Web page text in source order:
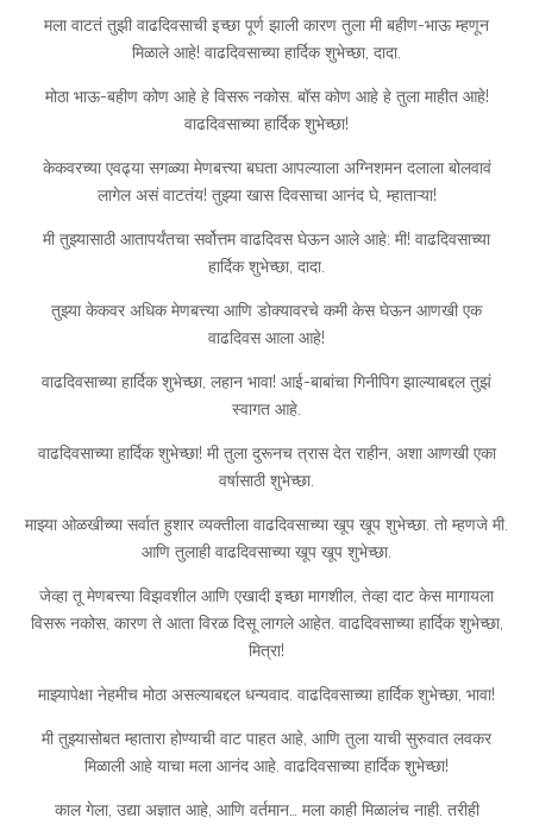
मला वाटतं तुझी वाढदिवसाची इच्छा पूर्ण झाली कारण तुला मी बहीण-भाऊ म्हणून
मिळाले आहे! वाढदिवसाच्या हार्दिक शुभेच्छा, दादा.
मोठा भाऊ-बहीण कोण आहे हे विसरू नकोस. बॉस कोण आहे हे तुला माहीत आहे!
वाढदिवसाच्या हार्दिक शुभेच्छा!
केकवरच्या एवढ्या सगळ्या मेणबत्त्या बघता आपल्याला अग्निशमन दलाला बोलवावं
लागेल असं वाटतंय! तुझ्या खास दिवसाचा आनंद घे, म्हाताऱ्या!
मी तुझ्यासाठी आतापर्यंतचा सर्वोत्तम वाढदिवस घेऊन आले आहे: मी! वाढदिवसाच्या
हार्दिक शुभेच्छा, दादा.
तुझ्या केकवर अधिक मेणबत्त्या आणि डोक्यावरचे कमी केस घेऊन आणखी एक
वाढदिवस आला आहे!
वाढदिवसाच्या हार्दिक शुभेच्छा, लहान भावा! आई-बाबांचा गिनीपिग झाल्याबद्दल तुझं
स्वागत आहे.
वाढदिवसाच्या हार्दिक शुभेच्छा! मी तुला दुरूनच त्रास देत राहीन, अशा आणखी एका
वर्षासाठी शुभेच्छा.
माझ्या ओळखीच्या सर्वात हुशार व्यक्तीला वाढदिवसाच्या खूप खूप शुभेच्छा. तो म्हणजे मी.
आणि तुलाही वाढदिवसाच्या खूप खूप शुभेच्छा.
जेव्हा तू मेणबत्त्या विझवशील आणि एखादी इच्छा मागशील, तेव्हा दाट केस मागायला
विसरू नकोस, कारण ते आता विरळ दिसू लागले आहेत. वाढदिवसाच्या हार्दिक शुभेच्छा,
मित्रा!
माझ्यापेक्षा नेहमीच मोठा असल्याबद्दल धन्यवाद. वाढदिवसाच्या हार्दिक शुभेच्छा, भावा!
मी तुझ्यासोबत म्हातारा होण्याची वाट पाहत आहे, आणि तुला याची सुरुवात लवकर
मिळाली आहे याचा मला आनंद आहे. वाढदिवसाच्या हार्दिक शुभेच्छा!
काल गेला, उद्या अज्ञात आहे, आणि वर्तमान… मला काही मिळालंच नाही. तरीही